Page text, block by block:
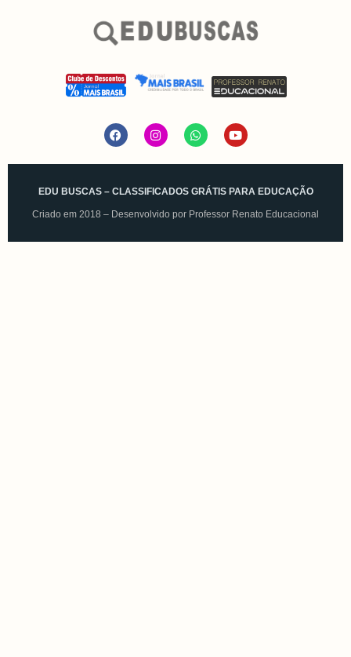
EDU BUSCAS – CLASSIFICADOS GRÁTIS PARA EDUCAÇÃO
Criado em 2018 – Desenvolvido por Professor Renato Educacional